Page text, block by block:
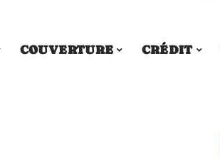
COUVERTURE CRÉDIT